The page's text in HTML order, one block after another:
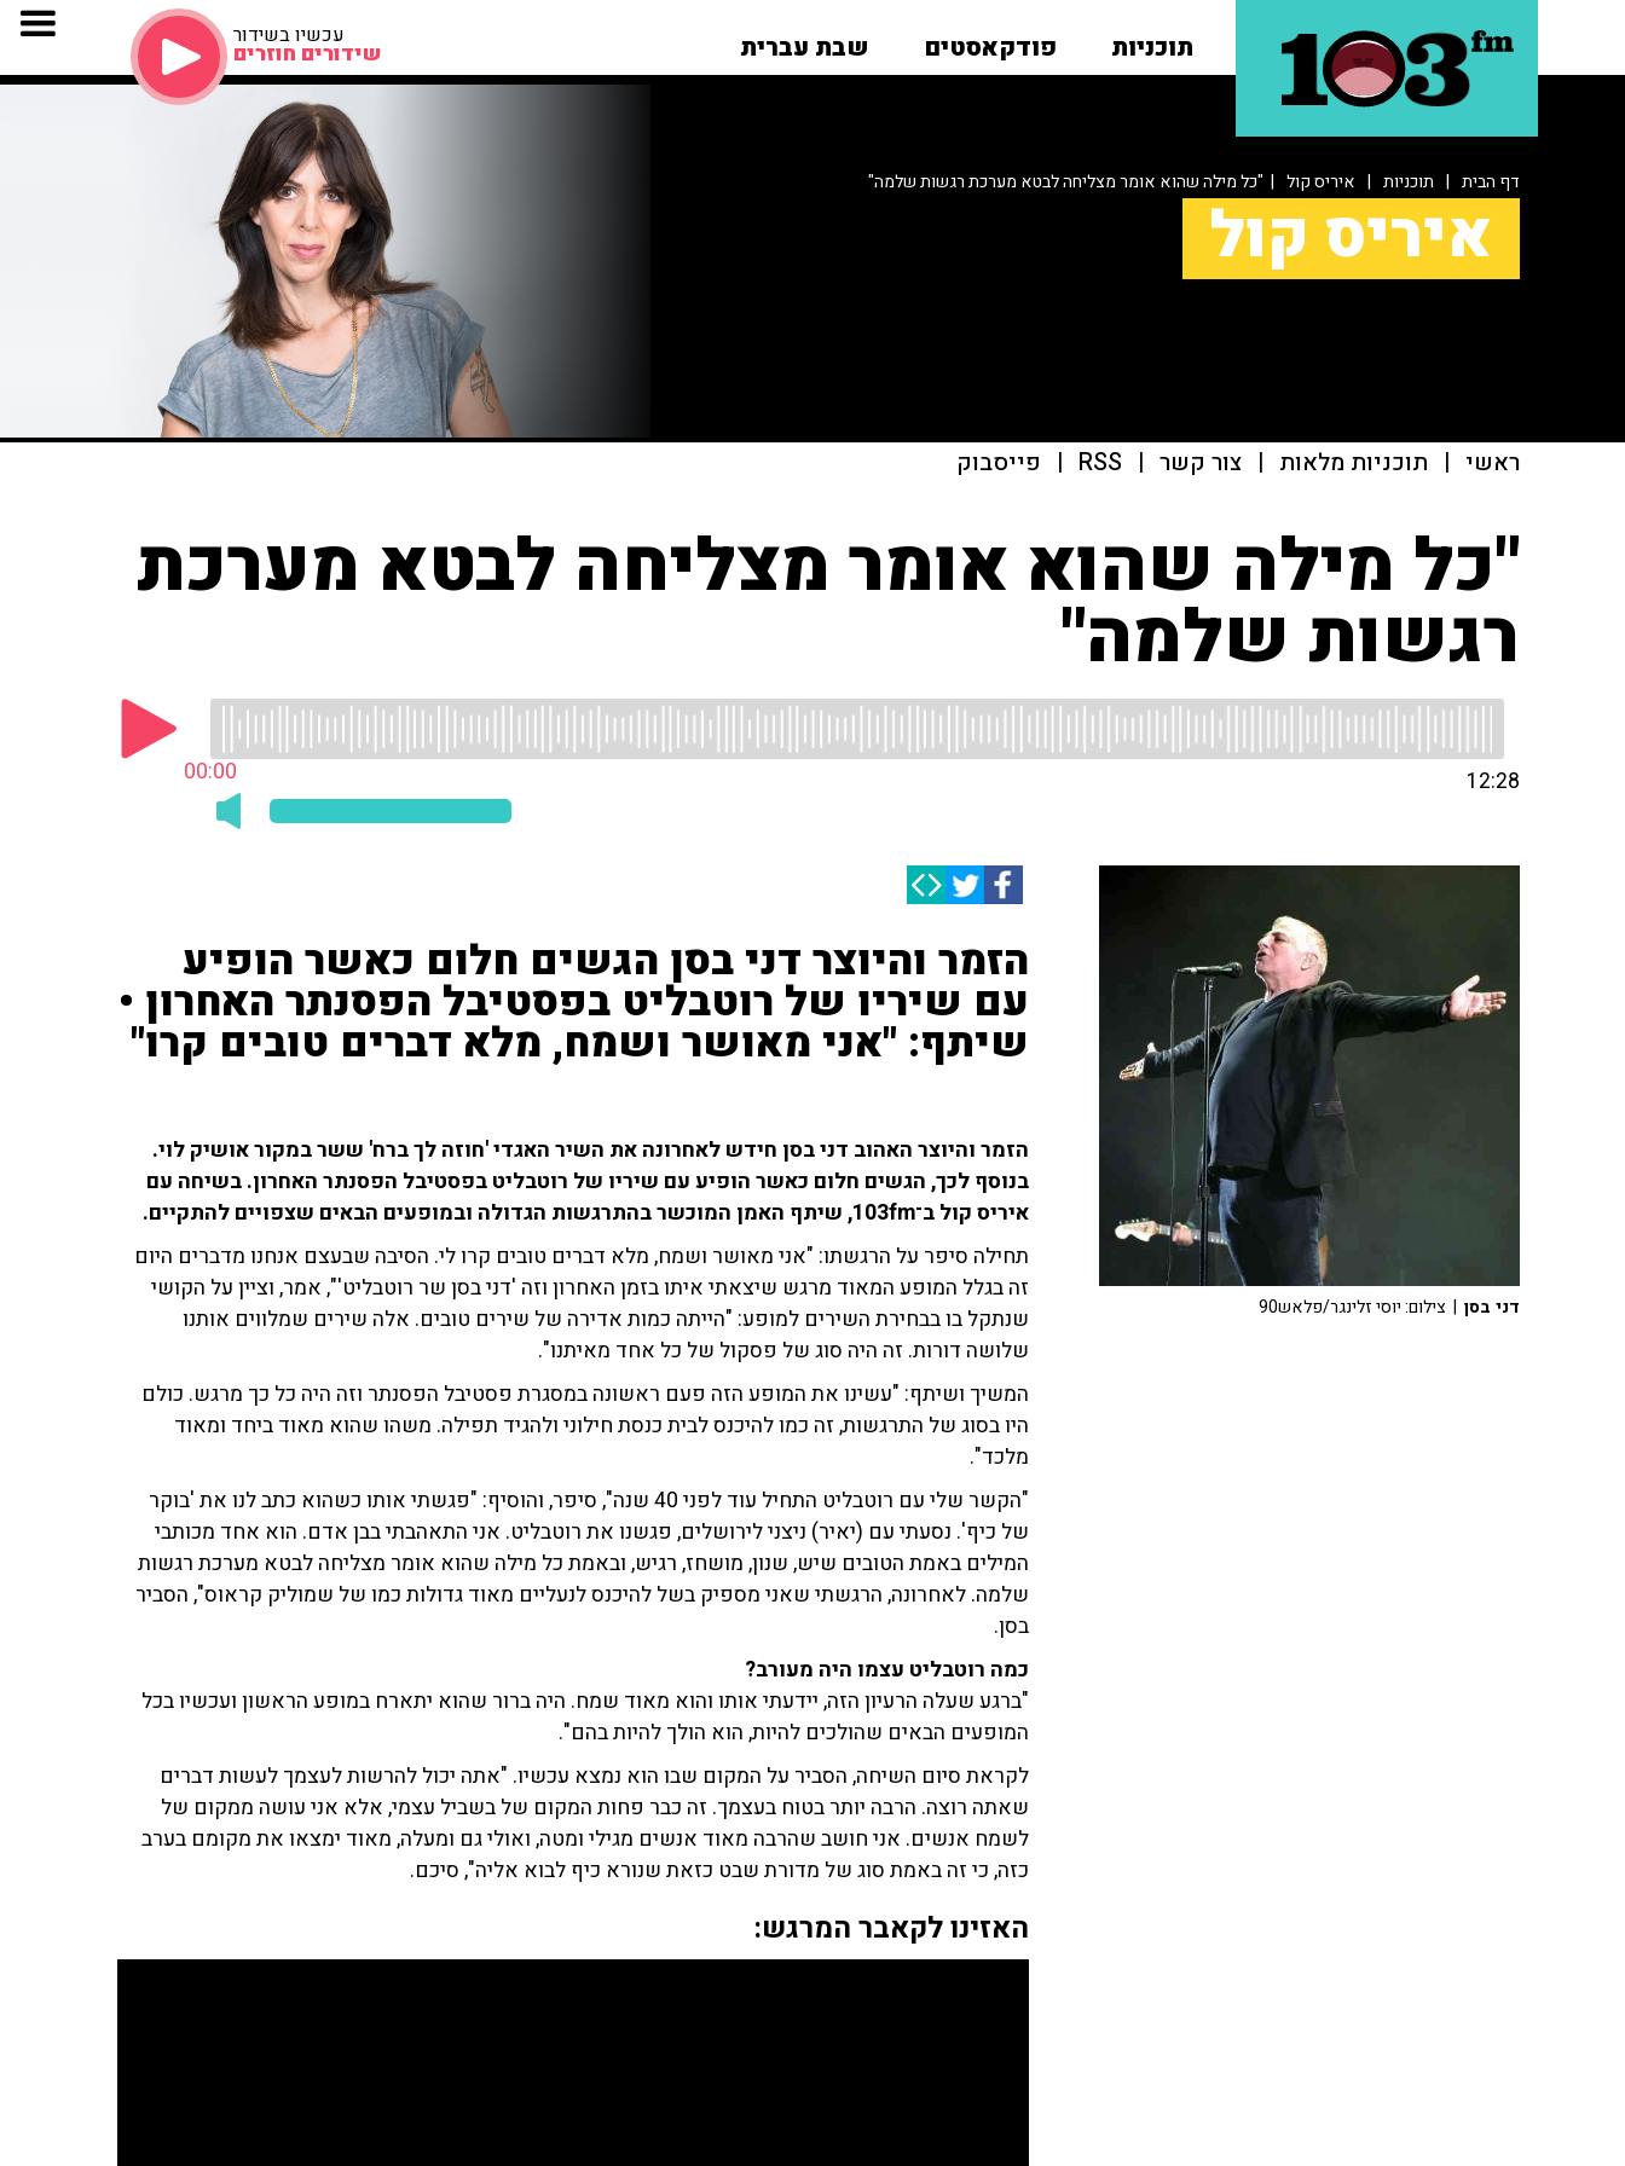
תוכניות פודקאסטים שבת עברית עכשיו בשידור
שידורים חוזרים
דף הבית | תוכניות | איריס קול | "כל מילה שהוא אומר מצליחה לבטא מערכת רגשות שלמה"
איריס קול
ראשי | תוכניות מלאות | צור קשר |
RSS
| פייסבוק
"כל מילה שהוא אומר מצליחה לבטא מערכת
רגשות שלמה"
00:00 12:28
הזמר והיוצר דני בסן הגשים חלום כאשר הופיע
עם שיריו של רוטבליט בפסטיבל הפסנתר האחרון •
שיתף: "אני מאושר ושמח, מלא דברים טובים קרו"
הזמר והיוצר האהוב דני בסן חידש לאחרונה את השיר האגדי 'חוזה לך ברח' ששר במקור אושיק לוי.
בנוסף לכך, הגשים חלום כאשר הופיע עם שיריו של רוטבליט בפסטיבל הפסנתר האחרון. בשיחה עם
איריס קול ב־103fm, שיתף האמן המוכשר בהתרגשות הגדולה ובמופעים הבאים שצפויים להתקיים.
תחילה סיפר על הרגשתו: "אני מאושר ושמח, מלא דברים טובים קרו לי. הסיבה שבעצם אנחנו מדברים היום
זה בגלל המופע המאוד מרגש שיצאתי איתו בזמן האחרון וזה 'דני בסן שר רוטבליט'", אמר, וציין על הקושי
שנתקל בו בבחירת השירים למופע: "הייתה כמות אדירה של שירים טובים. אלה שירים שמלווים אותנו
שלושה דורות. זה היה סוג של פסקול של כל אחד מאיתנו".
המשיך ושיתף: "עשינו את המופע הזה פעם ראשונה במסגרת פסטיבל הפסנתר וזה היה כל כך מרגש. כולם
היו בסוג של התרגשות, זה כמו להיכנס לבית כנסת חילוני ולהגיד תפילה. משהו שהוא מאוד ביחד ומאוד
מלכד".
"הקשר שלי עם רוטבליט התחיל עוד לפני 40 שנה", סיפר, והוסיף: "פגשתי אותו כשהוא כתב לנו את 'בוקר
של כיף'. נסעתי עם (יאיר) ניצני לירושלים, פגשנו את רוטבליט. אני התאהבתי בבן אדם. הוא אחד מכותבי
המילים באמת הטובים שיש, שנון, מושחז, רגיש, ובאמת כל מילה שהוא אומר מצליחה לבטא מערכת רגשות
שלמה. לאחרונה, הרגשתי שאני מספיק בשל להיכנס לנעליים מאוד גדולות כמו של שמוליק קראוס", הסביר
בסן.
כמה רוטבליט עצמו היה מעורב?
"ברגע שעלה הרעיון הזה, יידעתי אותו והוא מאוד שמח. היה ברור שהוא יתארח במופע הראשון ועכשיו בכל
המופעים הבאים שהולכים להיות, הוא הולך להיות בהם".
לקראת סיום השיחה, הסביר על המקום שבו הוא נמצא עכשיו. "אתה יכול להרשות לעצמך לעשות דברים
שאתה רוצה. הרבה יותר בטוח בעצמך. זה כבר פחות המקום של בשביל עצמי, אלא אני עושה ממקום של
לשמח אנשים. אני חושב שהרבה מאוד אנשים מגילי ומטה, ואולי גם ומעלה, מאוד ימצאו את מקומם בערב
כזה, כי זה באמת סוג של מדורת שבט כזאת שנורא כיף לבוא אליה", סיכם.
האזינו לקאבר המרגש:
דני בסן | צילום: יוסי זלינגר/פלאש90